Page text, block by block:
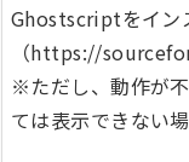
Ghostscriptをイン
（https://
※ただし、動作が
ては表示できない